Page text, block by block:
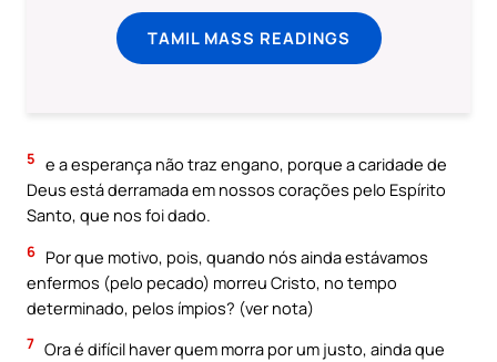
TAMIL MASS READINGS
5 e a esperança não traz engano, porque a caridade de
Deus está derramada em nossos corações pelo Espírito
Santo, que nos foi dado.
6 Por que motivo, pois, quando nós ainda estávamos
enfermos (pelo pecado) morreu Cristo, no tempo
determinado, pelos ímpios? (ver nota)
7 Ora é difícil haver quem morra por um justo, ainda que